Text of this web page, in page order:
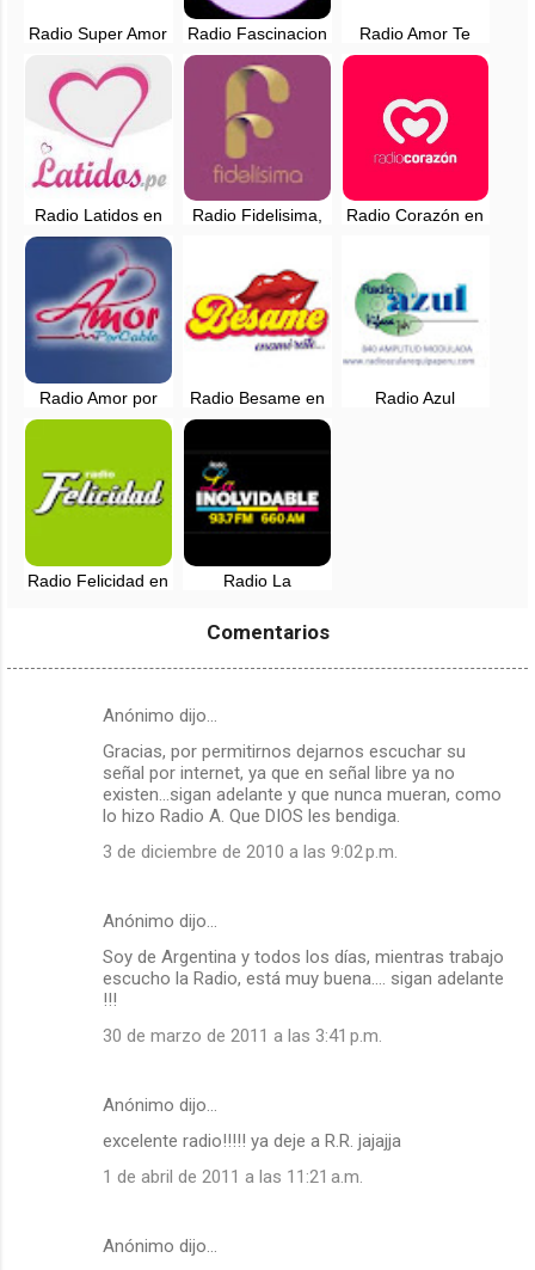
Radio Super Amor
en vivo - Lima,
Perú
Radio Fascinacion
en vivo - Lima,
Perú
Radio Amor Te
ama, en vivo -
Radio Latidos en
vivo - 94.7 FM -
Huaral, Lima
Radio Fidelisima,
Radio Corazón en
Radio Amor por
Cable en vivo -
Radio Besame en
vivo - Lima, Perú
Radio Azul
Radio Felicidad en
Radio La
Comentarios
Anónimo dijo…
Gracias, por permitirnos dejarnos escuchar su
señal por internet, ya que en señal libre ya no
existen...sigan adelante y que nunca mueran, como
lo hizo Radio A. Que DIOS les bendiga.
3 de diciembre de 2010 a las 9:02 p.m.
Anónimo dijo…
Soy de Argentina y todos los días, mientras trabajo
escucho la Radio, está muy buena.... sigan adelante
!!!
30 de marzo de 2011 a las 3:41 p.m.
Anónimo dijo…
excelente radio!!!!! ya deje a R.R. jajajja
1 de abril de 2011 a las 11:21 a.m.
Anónimo dijo…